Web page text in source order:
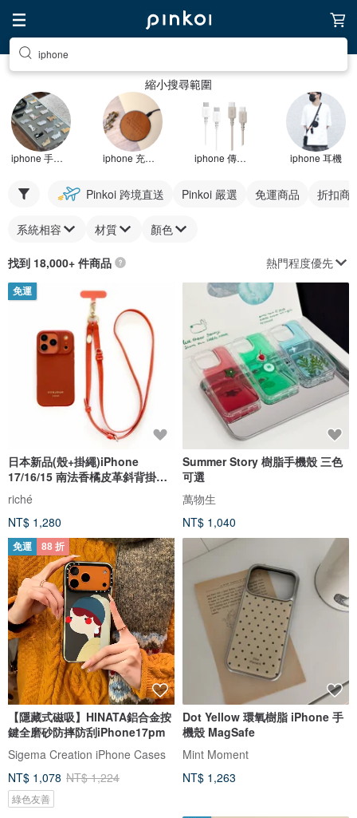
iphone
縮小搜尋範圍
iphone 手機殼 iphone 充電器 iphone 傳輸線 iphone 耳機
Pinkoi 跨境直送 Pinkoi 嚴選 免運商品 折扣商
系統相容 材質 顏色
找到 18,000+ 件商品 熱門程度優先
免運
日本新品(殼+掛繩)iPhone
17/16/15 南法香橘皮革斜背掛繩
手機殼
riché
NT$ 1,280
Summer Story 樹脂手機殼 三色
可選
萬物生
NT$ 1,040
免運 88 折
【隱藏式磁吸】HINATA鋁合金按
鍵全磨砂防摔防刮iPhone17pm
Sigema Creation iPhone Cases
NT$ 1,078 NT$ 1,224
綠色友善
Dot Yellow 環氧樹脂 iPhone 手
機殼 MagSafe
Mint Moment
NT$ 1,263